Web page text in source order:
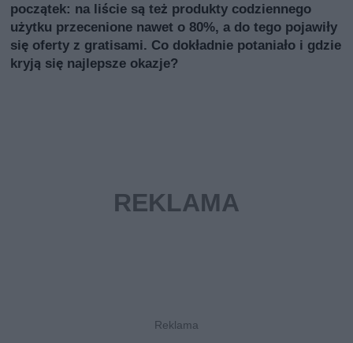
początek: na liście są też produkty codziennego
użytku przecenione nawet o 80%, a do tego pojawiły
się oferty z gratisami. Co dokładnie potaniało i gdzie
kryją się najlepsze okazje?